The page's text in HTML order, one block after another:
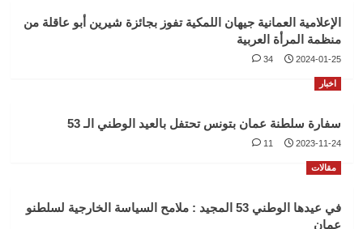
الإعلامية العمانية جيهان اللمكية تفوز بجائزة شيرين أبو عاقلة من
منظمة المرأة العربية
2024-01-25
34
اخبار
سفارة سلطنة عمان بتونس تحتفل بالعيد الوطني الـ 53
2023-11-24
11
مقالات
في عيدها الوطني 53 المجيد : ملامح السياسة الخارجية لسلطنو
عمان